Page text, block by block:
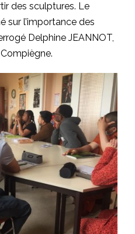
des sculptures. Le
sur l’importance des
Delphine JEANNOT,